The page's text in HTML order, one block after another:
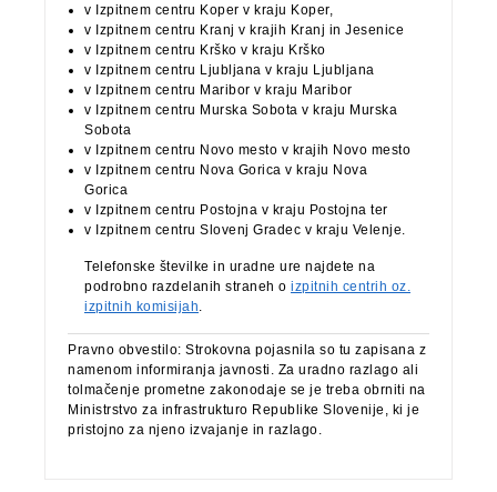
v Izpitnem centru Koper v kraju Koper,
v Izpitnem centru Kranj v krajih Kranj in Jesenice
v Izpitnem centru Krško v kraju Krško
v Izpitnem centru Ljubljana v kraju Ljubljana
v Izpitnem centru Maribor v kraju Maribor
v Izpitnem centru Murska Sobota v kraju Murska
Sobota
v Izpitnem centru Novo mesto v krajih Novo mesto
v Izpitnem centru Nova Gorica v kraju Nova
Gorica
v Izpitnem centru Postojna v kraju Postojna ter
v Izpitnem centru Slovenj Gradec v kraju Velenje.
Telefonske številke in uradne ure najdete na
podrobno razdelanih straneh o izpitnih centrih oz.
izpitnih komisijah.
Pravno obvestilo: Strokovna pojasnila so tu zapisana z
namenom informiranja javnosti. Za uradno razlago ali
tolmačenje prometne zakonodaje se je treba obrniti na
Ministrstvo za infrastrukturo Republike Slovenije, ki je
pristojno za njeno izvajanje in razlago.